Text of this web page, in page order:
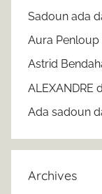
Sadoun ada
Aura Penloup
Astrid
ALEXANDRE
Ada sadoun
Archives